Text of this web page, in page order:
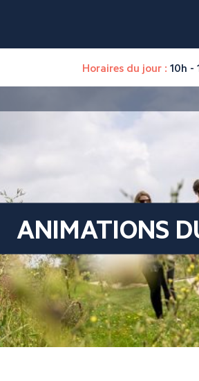
Horaires du jour : 10h -
ANIMATIONS